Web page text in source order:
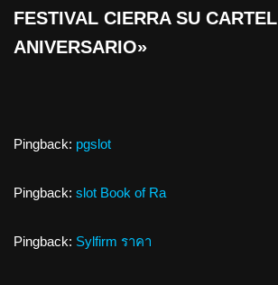
FESTIVAL CIERRA SU
ANIVERSARIO»
Pingback: pgslot
Pingback: slot Book of Ra
Pingback: Sylfirm ราคา